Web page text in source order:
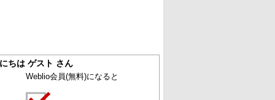
ちは ゲスト さん
Weblio会員(無料)になると